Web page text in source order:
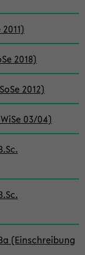
2018)
2012)
03/04)
(Einschreibung